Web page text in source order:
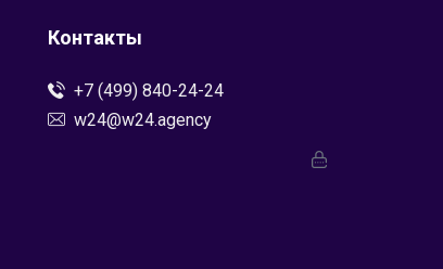
Контакты
+7 (499) 840-24-24
w24@w24.agency